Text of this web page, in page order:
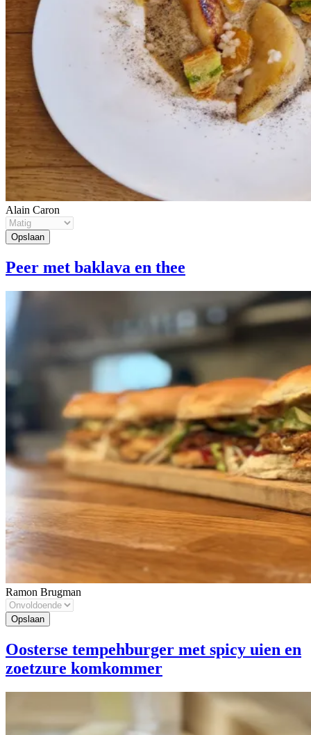
Alain Caron
Peer met baklava en thee
Ramon Brugman
Oosterse tempehburger met spicy uien en
zoetzure komkommer